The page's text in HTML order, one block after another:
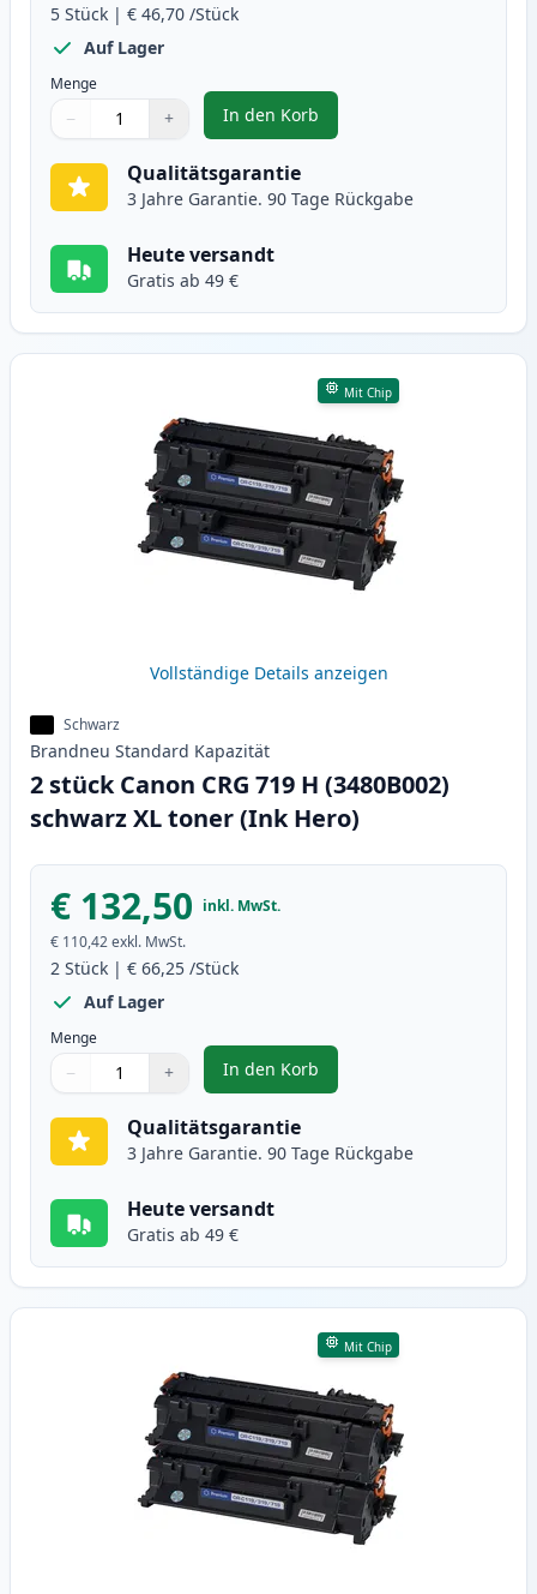
5 Stück | € 46,70 /Stück
Auf Lager
Menge
Verwenden Sie die Tasten, um anzupassen
− +
1
In den Korb
, 5 stück Canon CRG 719H
Qualitätsgarantie
3 Jahre Garantie. 90 Tage Rückgabe
Heute versandt
Gratis ab 49 €
Mit Chip
Vollständige Details anzeigen
Schwarz
Brandneu Standard Kapazität
2 stück Canon CRG 719 H (3480B002)
schwarz XL toner (Ink Hero)
€ 132,50 inkl. MwSt.
€ 110,42exkl. MwSt.
2 Stück | € 66,25 /Stück
Auf Lager
Menge
Verwenden Sie die Tasten, um anzupassen
− +
1
In den Korb
, 2 stück Canon CRG 719 H
Qualitätsgarantie
3 Jahre Garantie. 90 Tage Rückgabe
Heute versandt
Gratis ab 49 €
Mit Chip